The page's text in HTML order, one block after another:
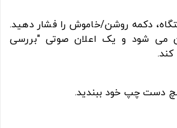
دکمه روشن/خاموش را فشار دهید.
می شود و یک اعلان صوتی "بررسی
دست چپ خود ببندید.